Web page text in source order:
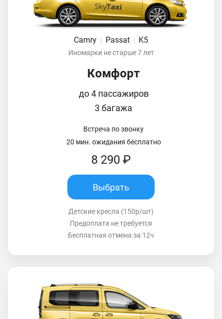
Camry Passat K5
Иномарки не старше 7 лет
Комфорт
до 4 пассажиров
3 багажа
Встреча по звонку
20 мин. ожидания бесплатно
8 290 ₽
Выбрать
Детские кресла (150р/шт)
Предоплата не требуется
Бесплатная отмена за 12ч